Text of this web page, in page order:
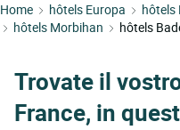
Home hôtels Europa hôtels
hôtels Morbihan
hôtels
Trovate il
France, in